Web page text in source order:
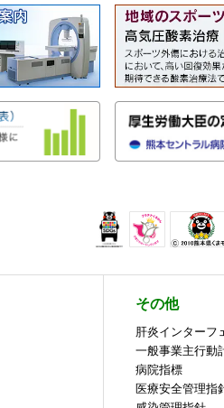
その他
肝炎インターフ
一般事業主行動
病院指標
医療安全管理指